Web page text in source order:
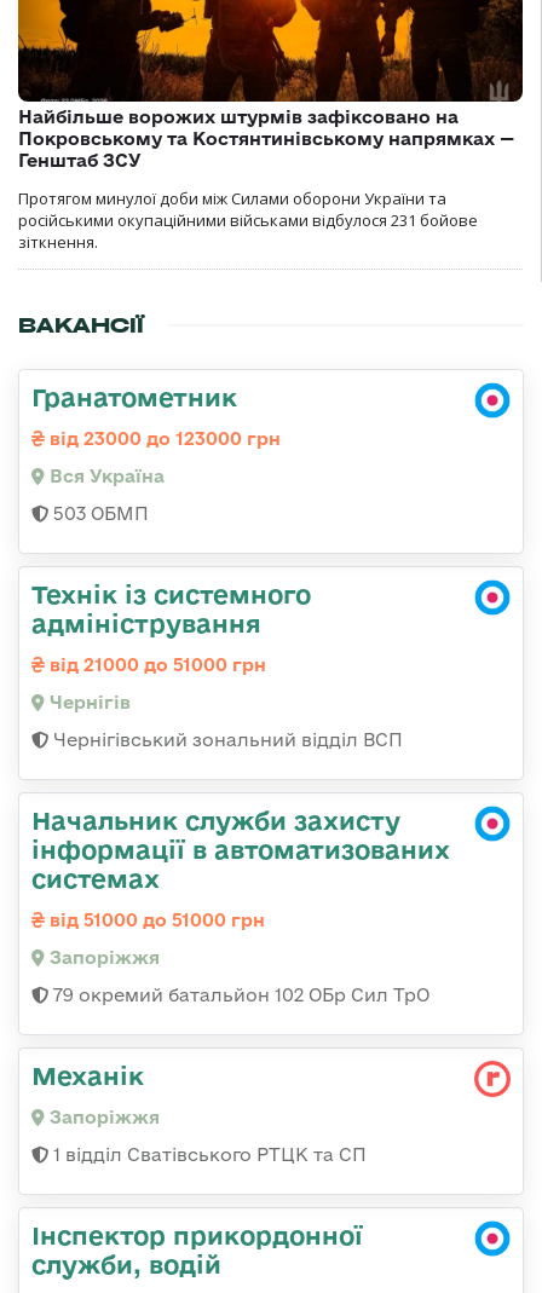
Найбільше ворожих штурмів зафіксовано на
Покровському та Костянтинівському напрямках —
Генштаб ЗСУ
Протягом минулої доби між Силами оборони України та
російськими окупаційними військами відбулося 231 бойове
зіткнення.
ВАКАНСІЇ
Гранатометник
від 23000 до 123000 грн
Вся Україна
503 ОБМП
Технік із системного
адміністрування
від 21000 до 51000 грн
Чернігів
Чернігівський зональний відділ ВСП
Начальник служби захисту
інформації в автоматизованих
системах
від 51000 до 51000 грн
Запоріжжя
79 окремий батальйон 102 ОБр Сил ТрО
Механік
Запоріжжя
1 відділ Сватівського РТЦК та СП
Інспектор прикордонної
служби, водій